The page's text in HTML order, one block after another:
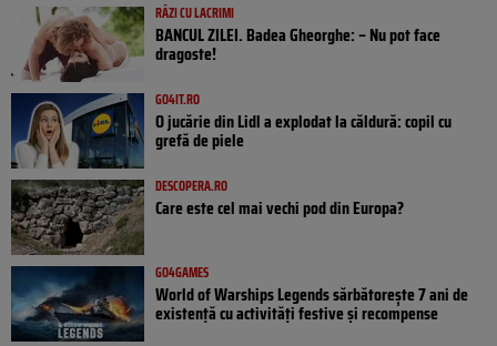
RÂZI CU LACRIMI
BANCUL ZILEI. Badea Gheorghe: – Nu pot face
dragoste!
GO4IT.RO
O jucărie din Lidl a explodat la căldură: copil cu
grefă de piele
DESCOPERA.RO
Care este cel mai vechi pod din Europa?
GO4GAMES
World of Warships Legends sărbătorește 7 ani de
existență cu activități festive și recompense